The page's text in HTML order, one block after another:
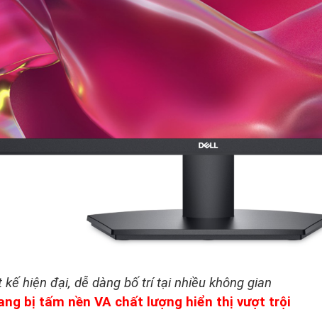
hiện đại, dễ dàng bố trí tại nhiều không gian
bị tấm nền VA chất lượng hiển thị vượt trội